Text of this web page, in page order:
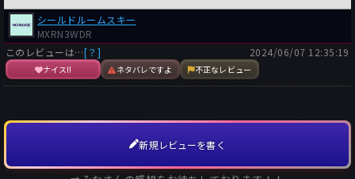
シールドルームスキー
MXRN3WDR
このレビューは…[？]
ナイス!! ネタバレですよ 不正なレビュー
2024/06/07 12:35:19
新規レビューを書く